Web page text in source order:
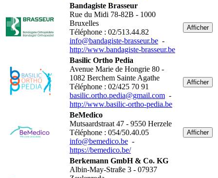
Bandagiste Brasseur
Rue du Midi 78-82B - 1000
Bruxelles
Téléphone : 02/513.44.82
info@bandagiste-brasseur.be -
http://www.bandagiste-brasseur.be
Afficher
Basilic Ortho Pedia
Avenue Marie de Hongrie 80 -
1082 Berchem Sainte Agathe
Téléphone : 02/425 70 91
basilic.ortho.pedia@gmail.com -
http://www.basilic-ortho-pedia.be
Afficher
BeMedico
Mutsaardstraat 47 - 9550 Herzele
Téléphone : 054/50.40.05
info@bemedico.be -
https://bemedico.be/
Afficher
Berkemann GmbH & Co. KG
Albin-May-Straße 3 - 07937